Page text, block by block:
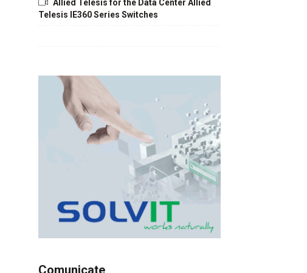
Allied Telesis for the Data Center Allied
Telesis IE360 Series Switches
Comunicate